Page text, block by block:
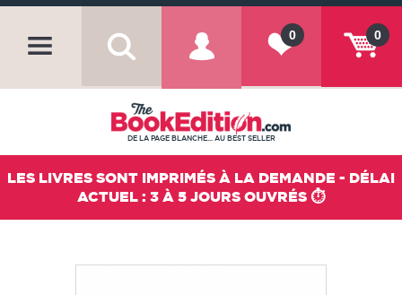
0
0
DE LA PAGE BLANCHE... AU BEST SELLER
LES LIVRES SONT IMPRIMÉS À LA DEMANDE - DÉLAI
ACTUEL : 3 À 5 JOURS OUVRÉS ⏱️